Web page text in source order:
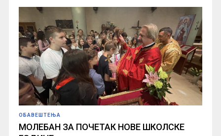
ОБАВЕШТЕЊА
МОЛЕБАН ЗА ПОЧЕТАК НОВЕ ШКОЛСКЕ